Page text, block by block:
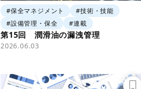
#保全マネジメント
#技術・技能
#設備管理・保全
#連載
第15回 潤滑油の漏洩管理
2026.06.03